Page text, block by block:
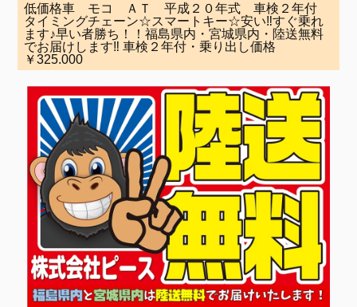
低価格車 モコ ＡＴ 平成２０年式 車検２年付
タイミングチェーン☆スマートキー☆安い‼すぐ乗れ
ます♪早い者勝ち！！福島県内・宮城県内・陸送無料
でお届けします‼ 車検２年付・乗り出し価格
￥325.000